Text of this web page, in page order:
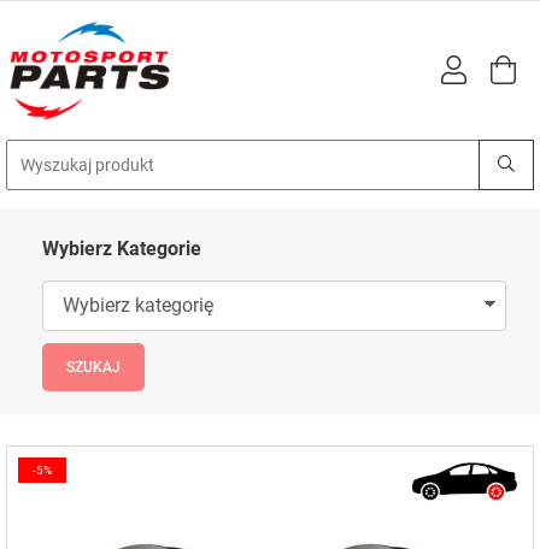
Wybierz Kategorie
-5%